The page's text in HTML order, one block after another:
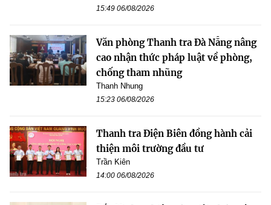
15:49 06/08/2026
Văn phòng Thanh tra Đà Nẵng nâng
cao nhận thức pháp luật về phòng,
chống tham nhũng
Thanh Nhung
15:23 06/08/2026
Thanh tra Điện Biên đồng hành cải
thiện môi trường đầu tư
Trần Kiên
14:00 06/08/2026